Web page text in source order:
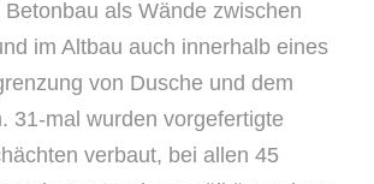
als Wände zwischen
im Altbau auch innerhalb eines
von Dusche und dem
31-mal wurden vorgefertigte
verbaut, bei allen 45